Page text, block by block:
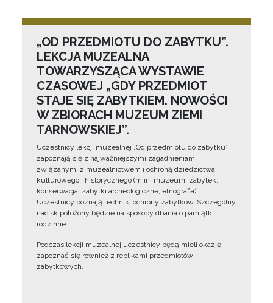
„OD PRZEDMIOTU DO ZABYTKU”.
LEKCJA MUZEALNA
TOWARZYSZĄCA WYSTAWIE
CZASOWEJ „GDY PRZEDMIOT
STAJE SIĘ ZABYTKIEM. NOWOŚCI
W ZBIORACH MUZEUM ZIEMI
TARNOWSKIEJ”.
Uczestnicy lekcji muzealnej „Od przedmiotu do zabytku”
zapoznają się z najważniejszymi zagadnieniami
związanymi z muzealnictwem i ochroną dziedzictwa
kulturowego i historycznego (m.in. muzeum, zabytek,
konserwacja, zabytki archeologiczne, etnografia).
Uczestnicy poznają techniki ochrony zabytków. Szczególny
nacisk położony będzie na sposoby dbania o pamiątki
rodzinne.
Podczas lekcji muzealnej uczestnicy będą mieli okazję
zapoznać się również z replikami przedmiotów
zabytkowych.